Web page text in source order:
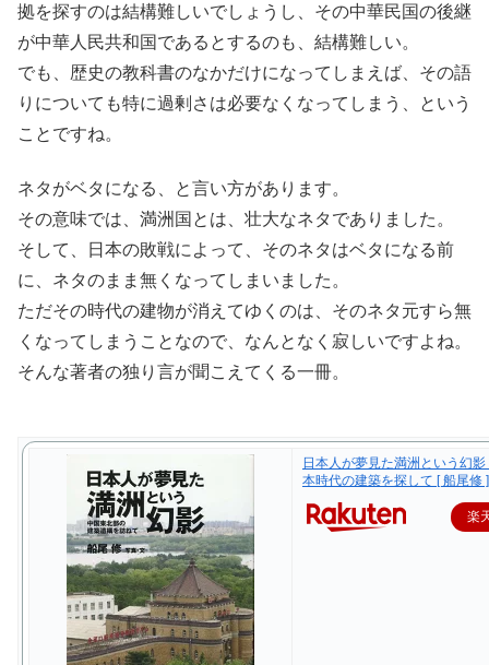
拠を探すのは結構難しいでしょうし、その中華民国の後継
が中華人民共和国であるとするのも、結構難しい。
でも、歴史の教科書のなかだけになってしまえば、その語
りについても特に過剰さは必要なくなってしまう、という
ことですね。
ネタがベタになる、と言い方があります。
その意味では、満洲国とは、壮大なネタでありました。
そして、日本の敗戦によって、そのネタはベタになる前
に、ネタのまま無くなってしまいました。
ただその時代の建物が消えてゆくのは、そのネタ元すら無
くなってしまうことなので、なんとなく寂しいですよね。
そんな著者の独り言が聞こえてくる一冊。
日本人が夢見た満洲という幻
本時代の建築を探して [ 船尾修 ]
楽